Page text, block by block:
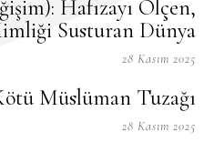
Hafızayı Ölçen,
Susturan Dünya
28 Kasım 2025
Müslüman Tuzağı
28 Kasım 2025